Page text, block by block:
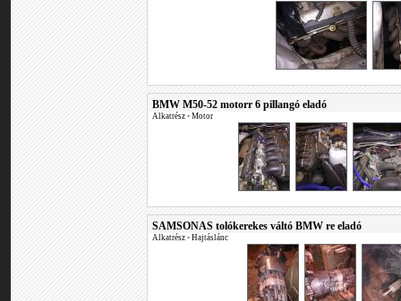
BMW M50-52 motorr 6 pillangó eladó
Alkatrész • Motor
SAMSONAS tolókerekes váltó BMW re eladó
Alkatrész • Hajtáslánc